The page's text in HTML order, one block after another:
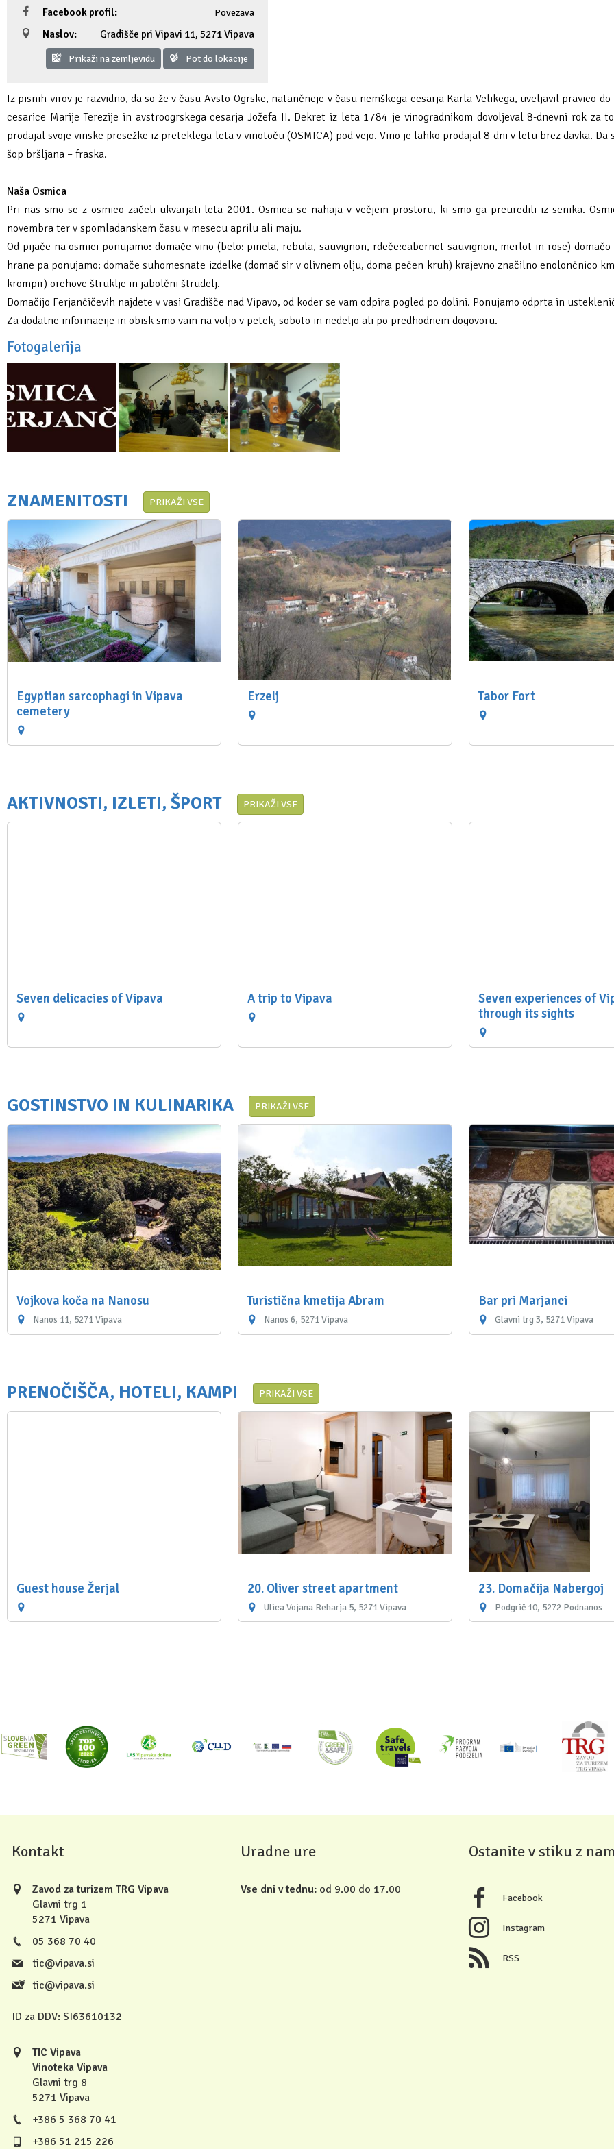
Facebook profil:
Povezava
Naslov:
Gradišče pri Vipavi 11, 5271 Vipava
Prikaži na zemljevidu Pot do lokacije
Iz pisnih virov je razvidno, da so že v času Avsto-Ogrske, natančneje v času nemškega cesarja Karla Velikega, uveljavil pravico
cesarice Marije Terezije in avstroogrskega cesarja Jožefa II. Dekret iz leta 1784 je vinogradnikom dovoljeval 8-dnevni rok
prodajal svoje vinske presežke iz preteklega leta v vinotoču (OSMICA) pod vejo. Vino je lahko prodajal 8 dni v letu brez davka.
šop bršljana – fraska.
Naša Osmica
Pri nas smo se z osmico začeli ukvarjati leta 2001. Osmica se nahaja v večjem prostoru, ki smo ga preuredili iz senika.
novembra ter v spomladanskem času v mesecu aprilu ali maju.
Od pijače na osmici ponujamo: domače vino (belo: pinela, rebula, sauvignon, rdeče:cabernet sauvignon, merlot in rose)
hrane pa ponujamo: domače suhomesnate izdelke (domač sir v olivnem olju, doma pečen kruh) krajevno značilno enolončnico
krompir) orehove štruklje in jabolčni štrudelj.
Domačijo Ferjančičevih najdete v vasi Gradišče nad Vipavo, od koder se vam odpira pogled po dolini. Ponujamo odprta in
Za dodatne informacije in obisk smo vam na voljo v petek, soboto in nedeljo ali po predhodnem dogovoru.
Fotogalerija
ZNAMENITOSTI PRIKAŽI VSE
Egyptian sarcophagi in Vipava
cemetery
Erzelj Tabor Fort
AKTIVNOSTI, IZLETI, ŠPORT PRIKAŽI VSE
Seven delicacies of Vipava A trip to Vipava
Seven experiences of
through its sights
GOSTINSTVO IN KULINARIKA PRIKAŽI VSE
Vojkova koča na Nanosu
Nanos 11, 5271 Vipava
Turistična kmetija Abram
Nanos 6, 5271 Vipava
Bar pri Marjanci
Glavni trg 3, 5271 Vipava
PRENOČIŠČA, HOTELI, KAMPI PRIKAŽI VSE
Guest house Žerjal 20. Oliver street apartment
Ulica Vojana Reharja 5, 5271 Vipava
23. Domačija Nabergoj
Podgrič 10, 5272 Podnanos
Kontakt
Zavod za turizem TRG Vipava
Glavni trg 1
5271 Vipava
05 368 70 40
tic@vipava.si
tic@vipava.si
ID za DDV: SI63610132
TIC Vipava
Vinoteka Vipava
Glavni trg 8
5271 Vipava
+386 5 368 70 41
+386 51 215 226
Uradne ure
Vse dni v tednu: od 9.00 do 17.00
Ostanite v stiku z
Facebook
Instagram
RSS
Fotogalerija
Ideja za izlet
Raziskuj Vipavo s pomočjo vitezov Vipavskih
Zasebno doživetje lova na tartufe
Pomembni kontakti
Pogosta vprašanja
Publikacije
Projekti
Poslovne strani
Zelena Vipava
Trajnostna mobilnost